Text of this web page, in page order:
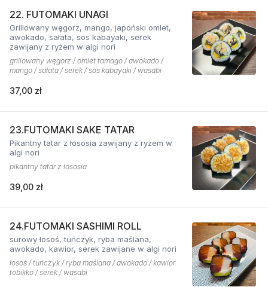
22. FUTOMAKI UNAGI
Grillowany węgorz, mango, japoński omlet,
awokado, sałata, sos kabayaki, serek
zawijany z ryżem w algi nori
grillowany węgorz / omlet tamago / awokado /
mango / sałata / serek / sos kabayaki / wasabi
37,00 zł
23.FUTOMAKI SAKE TATAR
Pikantny tatar z łososia zawijany z ryżem w
algi nori
pikantny tatar z łososia
39,00 zł
24.FUTOMAKI SASHIMI ROLL
surowy łosoś, tuńczyk, ryba maślana,
awokado, kawior, serek zawijane w algi nori
łosoś / tuńczyk / ryba maślana / awokado / kawior
tobikko / serek / wasabi